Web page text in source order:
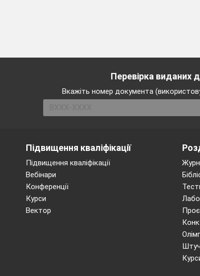
Перевірка виданих
Вкажіть номер документа
Підвищення кваліфікації
Підвищення кваліфікації
Вебінари
Конференції
Курси
Вектор